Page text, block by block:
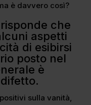
è davvero così?
che
aspetti
di esibirsi
posto nel
è
sulla vanità,